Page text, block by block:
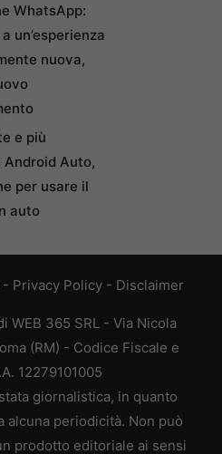
WhatsApp:
un’esperienza
nuova,
e più
Android Auto,
per usare il
auto
- Privacy Policy - Disclaimer
WEB 365 SRL - Via Nicola
(RM) - Codice Fiscale e
12279101005
giornalistica, in quanto
alcuna periodicità. Non può
prodotto editoriale ai sensi